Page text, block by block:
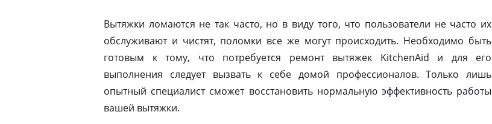
Вытяжки ломаются не так часто, но в виду того, что пользователи не часто их
обслуживают и чистят, поломки все же могут происходить. Необходимо быть
готовым к тому, что потребуется ремонт вытяжек KitchenAid и для его
выполнения следует вызвать к себе домой профессионалов. Только лишь
опытный специалист сможет восстановить нормальную эффективность работы
вашей вытяжки.